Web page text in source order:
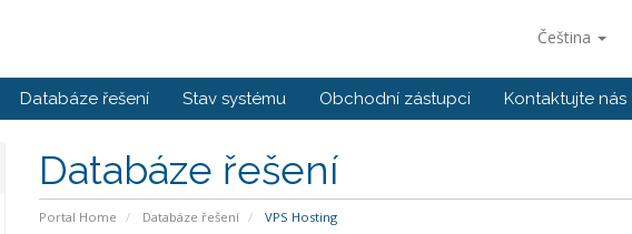
Čeština
Databáze řešení Stav systému Obchodní zástupci Kontaktujte nás
Databáze řešení
Portal Home Databáze řešení VPS Hosting